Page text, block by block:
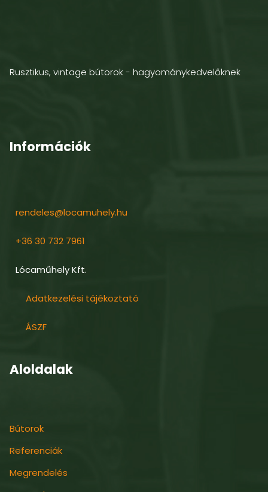
Rusztikus, vintage bútorok - hagyománykedvelőknek
Információk
rendeles@locamuhely.hu
+36 30 732 7961
Lócaműhely Kft.
Adatkezelési tájékoztató
ÁSZF
Aloldalak
Bútorok
Referenciák
Megrendelés